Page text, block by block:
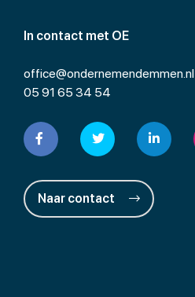
In contact met OE
office@ondernemendemmen.nl
05 91 65 34 54
Naar contact